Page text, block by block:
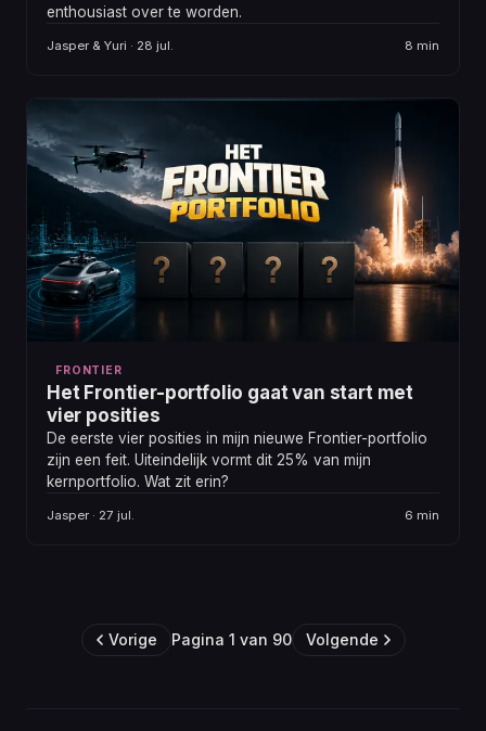
enthousiast over te worden.
Jasper & Yuri · 28 jul. 8 min
FRONTIER
Het Frontier-portfolio gaat van start met
vier posities
De eerste vier posities in mijn nieuwe Frontier-portfolio
zijn een feit. Uiteindelijk vormt dit 25% van mijn
kernportfolio. Wat zit erin?
Jasper · 27 jul. 6 min
Vorige Pagina 1 van 90 Volgende